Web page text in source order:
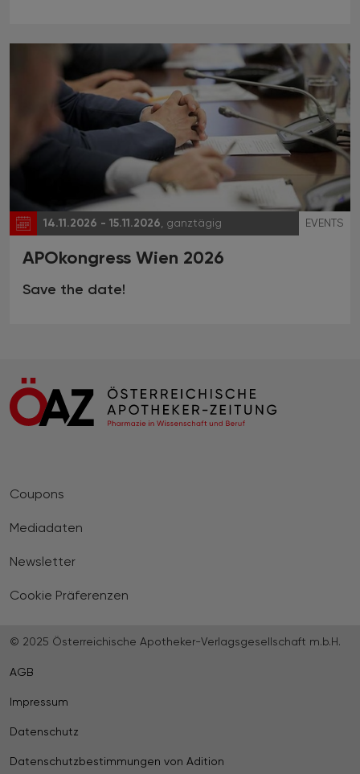
14.11.2026 - 15.11.2026, ganztägig EVENTS
APOkongress Wien 2026
Save the date!
Coupons
Mediadaten
Newsletter
Cookie Präferenzen
© 2025 Österreichische Apotheker-Verlagsgesellschaft m.b.H.
AGB
Impressum
Datenschutz
Datenschutzbestimmungen von Adition